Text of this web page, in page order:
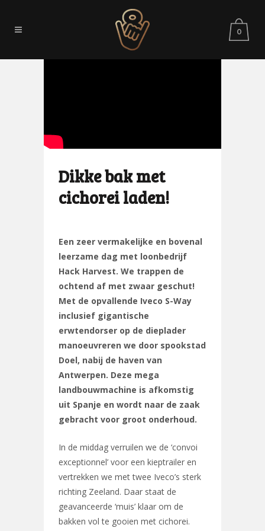
0
Dikke bak met
cichorei laden!
Een zeer vermakelijke en bovenal
leerzame dag met loonbedrijf
Hack Harvest. We trappen de
ochtend af met zwaar geschut!
Met de opvallende Iveco S-Way
inclusief gigantische
erwtendorser op de dieplader
manoeuvreren we door spookstad
Doel, nabij de haven van
Antwerpen. Deze mega
landbouwmachine is afkomstig
uit Spanje en wordt naar de zaak
gebracht voor groot onderhoud.
In de middag verruilen we de ‘convoi
exceptionnel’ voor een kieptrailer en
vertrekken we met twee Iveco’s sterk
richting Zeeland. Daar staat de
geavanceerde ‘muis’ klaar om de
bakken vol te gooien met cichorei.